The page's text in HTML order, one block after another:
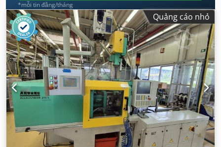
*mỗi tin đăng/tháng
Quảng cáo nhỏ